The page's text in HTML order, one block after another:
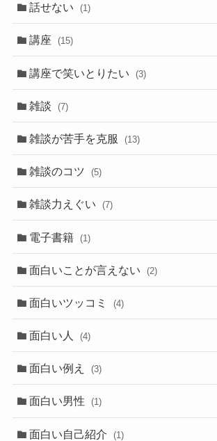
話せない (1)
講座 (15)
講座で笑いとりたい (3)
雑談 (7)
雑談が苦手を克服 (13)
雑談のコツ (5)
雑談力えぐい (7)
電子書籍 (1)
面白いことが言えない (2)
面白いツッコミ (4)
面白い人 (4)
面白い例え (3)
面白い男性 (1)
面白い自己紹介 (1)